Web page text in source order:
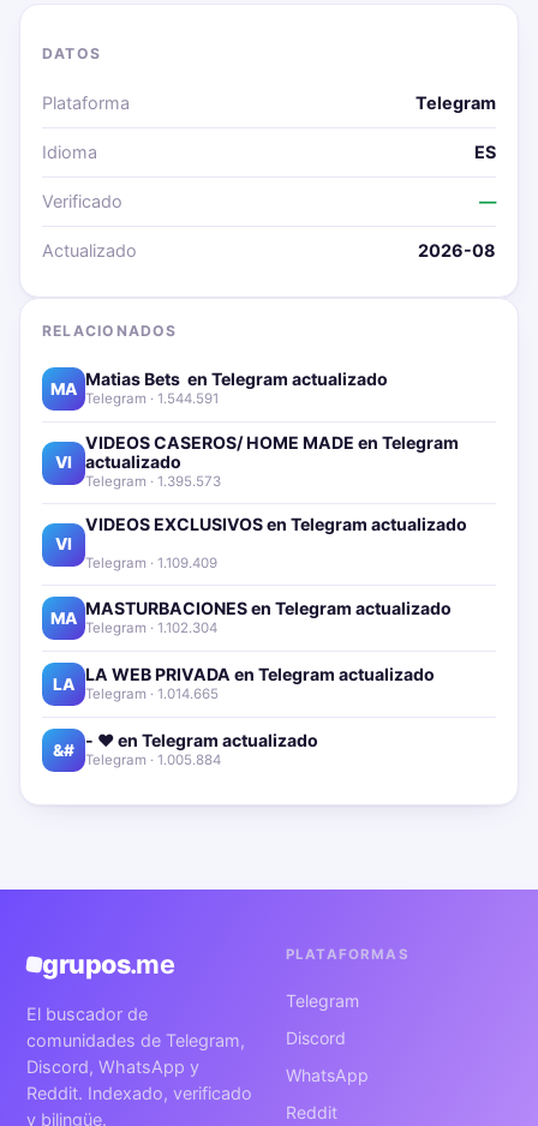
DATOS
Plataforma Telegram
Idioma ES
Verificado —
Actualizado 2026-08
RELACIONADOS
MA Matias Bets ‍ en Telegram actualizado📱🔥
Telegram · 1.544.591
VI
VIDEOS CASEROS/ HOME MADE en Telegram
actualizado📱🔥
Telegram · 1.395.573
VI
VIDEOS EXCLUSIVOS en Telegram actualizado📱
Telegram · 1.109.409
MA MASTURBACIONES en Telegram actualizado📱🔥
Telegram · 1.102.304
LA LA WEB PRIVADA en Telegram actualizado📱🔥
Telegram · 1.014.665
&# - ❤️ en Telegram actualizado📱🔥
Telegram · 1.005.884
grupos.me
El buscador de
comunidades de Telegram,
Discord, WhatsApp y
Reddit. Indexado, verificado
y bilingüe.
PLATAFORMAS
Telegram
Discord
WhatsApp
Reddit